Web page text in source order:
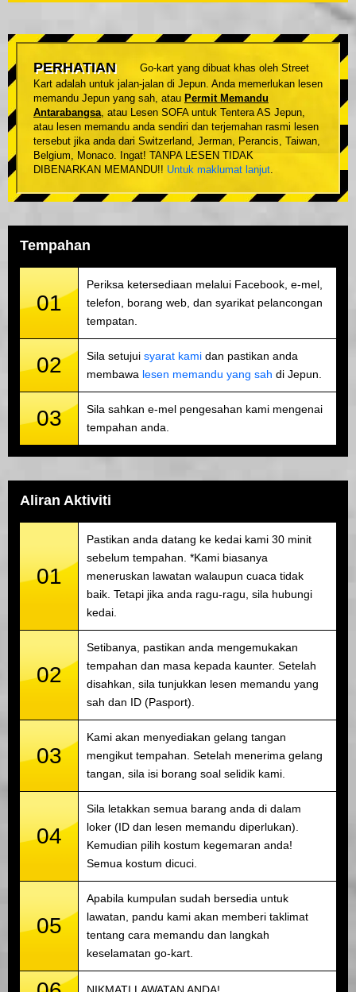
PERHATIAN
Go-kart yang dibuat khas oleh Street
Kart adalah untuk jalan-jalan di Jepun. Anda memerlukan lesen
memandu Jepun yang sah, atau Permit Memandu
Antarabangsa, atau Lesen SOFA untuk Tentera AS Jepun,
atau lesen memandu anda sendiri dan terjemahan rasmi lesen
tersebut jika anda dari Switzerland, Jerman, Perancis, Taiwan,
Belgium, Monaco. Ingat! TANPA LESEN TIDAK
DIBENARKAN MEMANDU!! Untuk maklumat lanjut.
Tempahan
01
Periksa ketersediaan melalui Facebook, e-mel,
telefon, borang web, dan syarikat pelancongan
tempatan.
02 Sila setujui syarat kami dan pastikan anda
membawa lesen memandu yang sah di Jepun.
03
Sila sahkan e-mel pengesahan kami mengenai
tempahan anda.
Aliran Aktiviti
01
Pastikan anda datang ke kedai kami 30 minit
sebelum tempahan. *Kami biasanya
meneruskan lawatan walaupun cuaca tidak
baik. Tetapi jika anda ragu-ragu, sila hubungi
kedai.
02
Setibanya, pastikan anda mengemukakan
tempahan dan masa kepada kaunter. Setelah
disahkan, sila tunjukkan lesen memandu yang
sah dan ID (Pasport).
03
Kami akan menyediakan gelang tangan
mengikut tempahan. Setelah menerima gelang
tangan, sila isi borang soal selidik kami.
04
Sila letakkan semua barang anda di dalam
loker (ID dan lesen memandu diperlukan).
Kemudian pilih kostum kegemaran anda!
Semua kostum dicuci.
05
Apabila kumpulan sudah bersedia untuk
lawatan, pandu kami akan memberi taklimat
tentang cara memandu dan langkah
keselamatan go-kart.